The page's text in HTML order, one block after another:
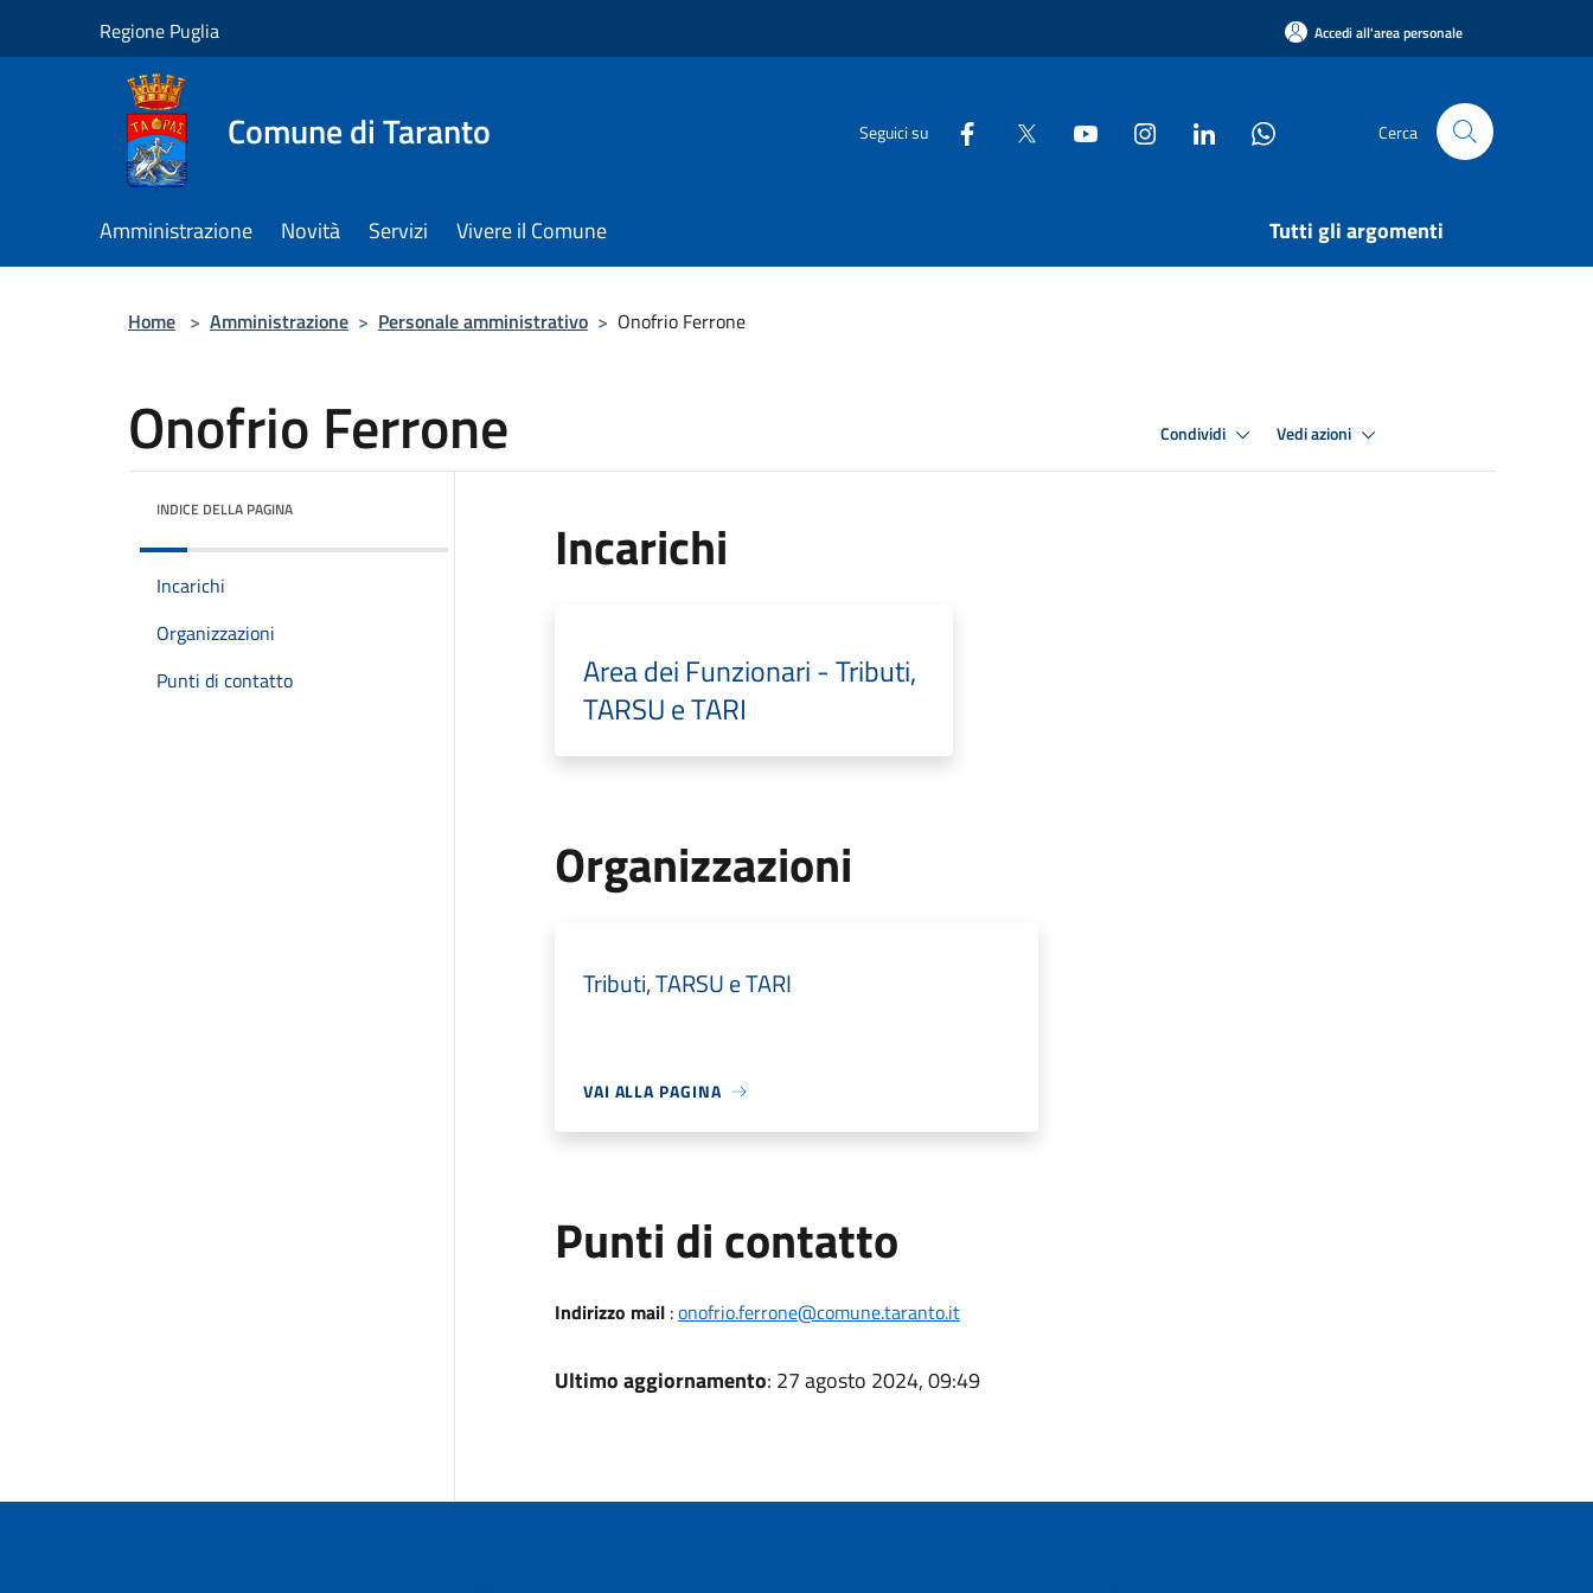
Regione Puglia Accedi all'area personale
Comune di Taranto Seguici su Cerca
Amministrazione Novità Servizi Vivere il Comune Tutti gli argomenti
Home > Amministrazione > Personale amministrativo > Onofrio Ferrone
Onofrio Ferrone Condividi Vedi azioni
INDICE DELLA PAGINA
Incarichi
Organizzazioni
Punti di contatto
Incarichi
Area dei Funzionari - Tributi,
TARSU e TARI
Organizzazioni
Tributi, TARSU e TARI
VAI ALLA PAGINA
Punti di contatto
Indirizzo mail:onofrio.ferrone@comune.taranto.it
Ultimo aggiornamento: 27 agosto 2024, 09:49